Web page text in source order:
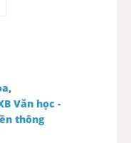
,
Văn học -
thông